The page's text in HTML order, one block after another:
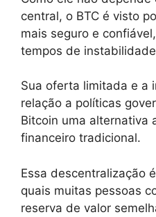
central, o BTC é visto
mais seguro e
tempos de
Sua oferta limitada e a
relação a políticas
Bitcoin uma alternativa
financeiro tradicional.
Essa descentralização
quais muitas pessoas
reserva de valor